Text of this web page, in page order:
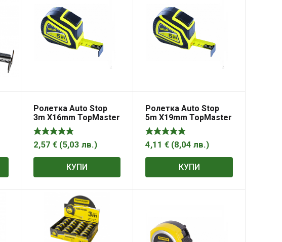
Ролетка Auto Stop
3m X16mm TopMaster
2,57 € (5,03 лв.)
КУПИ
Ролетка Auto Stop
5m X19mm TopMaster
4,11€ (8,04лв.)
КУПИ